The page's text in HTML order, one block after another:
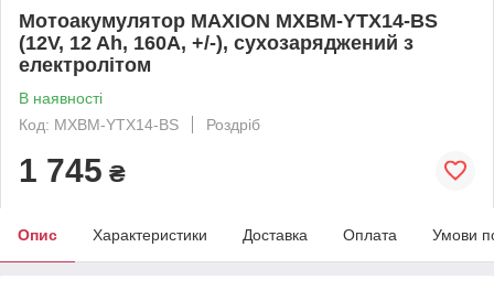
Мотоакумулятор MAXION MXBM-YTX14-BS
(12V, 12 Ah, 160A, +/-), сухозаряджений з
електролітом
В наявності
Код: MXBM-YTX14-BS
Роздріб
1 745 ₴
Опис Характеристики Доставка Оплата Умови